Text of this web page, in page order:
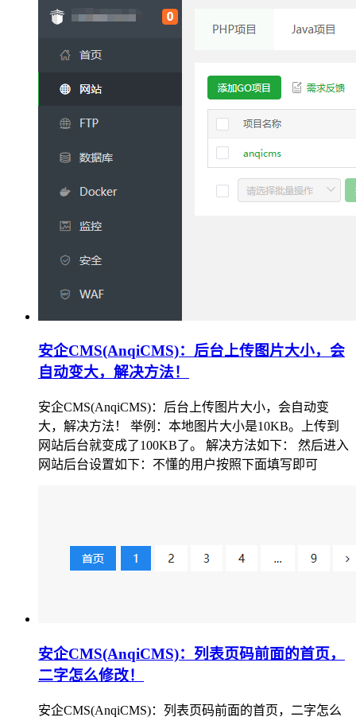
安企CMS(AnqiCMS)：后台上传图片大小，会
自动变大，解决方法！
安企CMS(AnqiCMS)：后台上传图片大小，会自动变
大，解决方法！ 举例：本地图片大小是10KB。上传到
网站后台就变成了100KB了。 解决方法如下： 然后进入
网站后台设置如下：不懂的用户按照下面填写即可
安企CMS(AnqiCMS)：列表页码前面的首页，
二字怎么修改！
安企CMS(AnqiCMS)：列表页码前面的首页，二字怎么